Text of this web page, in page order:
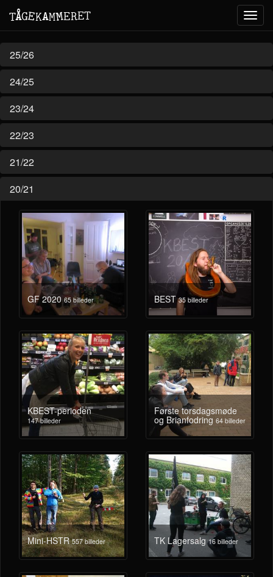
TÅGEKAMMERET
25/26
24/25
23/24
22/23
21/22
20/21
GF 202065 billeder BEST35 billeder
KBEST-perioden
147 billeder
Første torsdagsmøde
og Brianfodring 64 billeder
Mini-HSTR557 billeder TK Lagersalg16 billeder